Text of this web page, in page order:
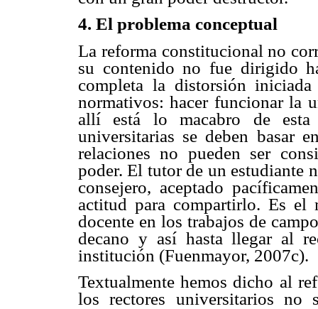
4. El problema conceptual
La reforma constitucional no
su contenido no fue dirigido
completa la distorsión
normativos: hacer funcionar la
allí está lo macabro de
universitarias se deben basar
relaciones no pueden ser
poder. El tutor de un estudiante
consejero, aceptado
actitud para compartirlo. Es
docente en los trabajos de
decano y así hasta llegar al
institución (Fuenmayor, 2007c).
Textualmente hemos dicho al
los rectores universitarios